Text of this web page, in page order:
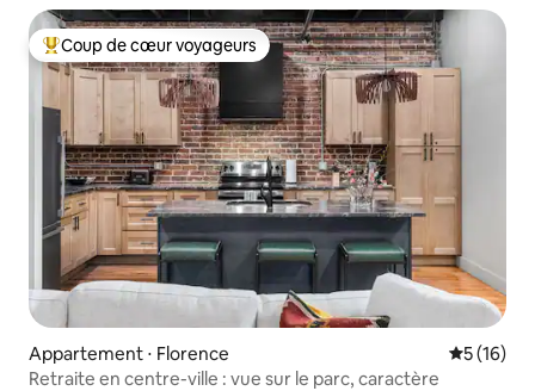
Coups de cœur voyageurs les plus appréciés
Coup de cœur voyageurs
Appartement ⋅ Florence
5 (16)
Retraite en centre-ville : vue sur le parc, caractère